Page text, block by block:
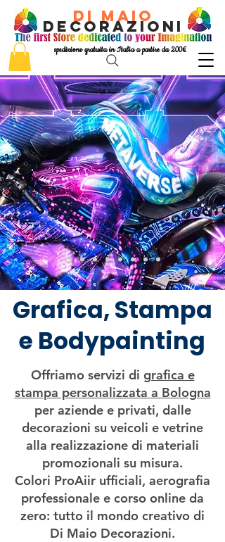
di Maio
decorazioni
spedizione gratuita in Italia a partire da 200€
Grafica, Stampa
e Bodypainting
Offriamo servizi di grafica e
stampa personalizzata a Bologna
per aziende e privati, dalle
decorazioni su veicoli e vetrine
alla realizzazione di materiali
promozionali su misura.
Colori ProAiir ufficiali, aerografia
professionale e corso online da
zero: tutto il mondo creativo di
Di Maio Decorazioni.